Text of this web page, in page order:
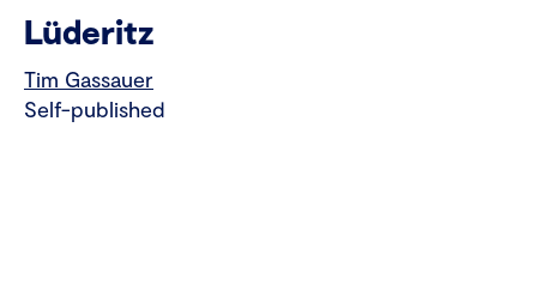
Lüderitz
Tim Gassauer
Self-published